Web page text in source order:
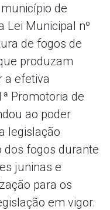
de
Lei Municipal nº
de fogos de
produzam
a efetiva
Promotoria de
ao poder
legislação
dos fogos durante
juninas e
para os
em vigor.